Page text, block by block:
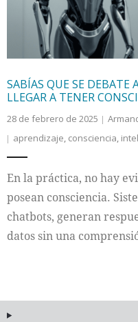
SABÍAS QUE SE DEBATE
LLEGAR A TENER
28 de febrero de 2025
aprendizaje, consciencia,
En la práctica, no hay
posean consciencia.
chatbots, generan
datos sin una